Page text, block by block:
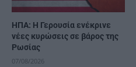
ΗΠΑ: Η Γερουσία ενέκρινε
νέες κυρώσεις σε βάρος της
Ρωσίας
07/08/2026